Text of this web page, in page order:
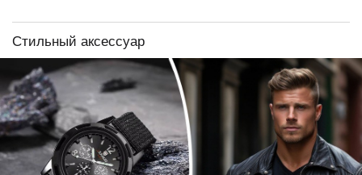
Стильный аксессуар